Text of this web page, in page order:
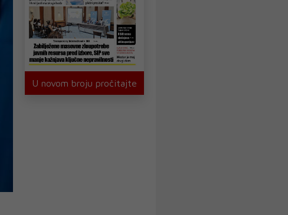
U novom broju pročitajte